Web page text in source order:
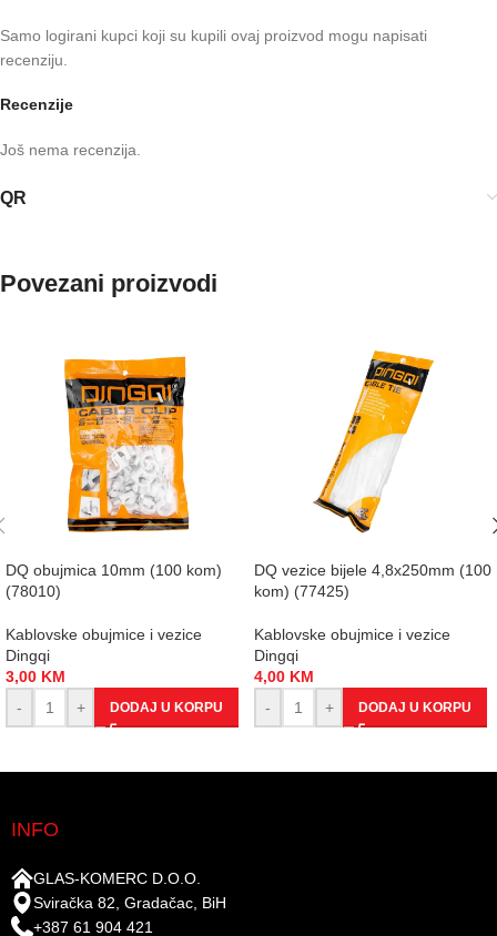
Recenzije
Još nema recenzija.
Samo logirani kupci koji su kupili ovaj proizvod mogu napisati
recenziju.
QR
Povezani proizvodi
DQ obujmica 10mm (100 kom)
(78010)
Kablovske obujmice i vezice
Dingqi
3,00 KM
-
+ DODAJ U KORPU
DQ vezice bijele 4,8x250mm (100
kom) (77425)
Kablovske obujmice i vezice
Dingqi
4,00 KM
-
+ DODAJ U KORPU
INFO
GLAS-KOMERC D.O.O.
Sviračka 82, Gradačac, BiH
+387 61 904 421